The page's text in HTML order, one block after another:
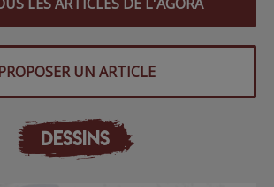
UN ARTICLE
DESSINS